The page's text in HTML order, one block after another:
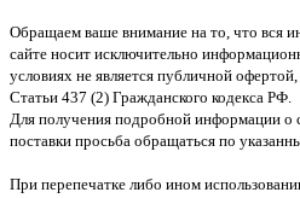
Обращаем ваше внимание на то, что вся
сайте носит исключительно
условиях не является публичной
Статьи 437 (2) Гражданского кодекса РФ.
Для получения подробной информации о
поставки просьба обращаться по
При перепечатке либо ином